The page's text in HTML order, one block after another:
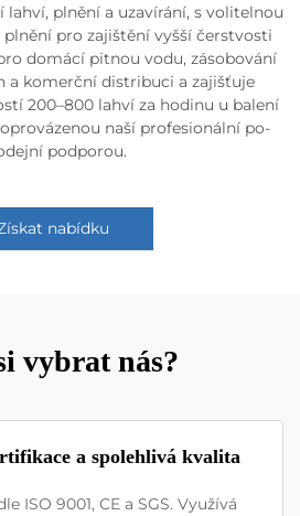
plnění a uzavírání, s volitelnou
pro zajištění vyšší čerstvosti
domácí pitnou vodu, zásobování
a komerční distribuci a zajišťuje
200–800 lahví za hodinu u balení
naší profesionální po-
podporou.
nabídku
vybrat nás?
a spolehlivá kvalita
ISO 9001, CE a SGS. Využívá